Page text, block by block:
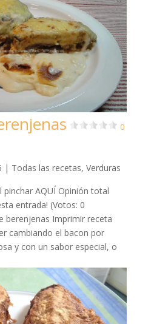
0
| Todas las recetas, Verduras
pinchar AQUÍ Opinión total
entrada! (Votos: 0
berenjenas Imprimir receta
cambiando el bacon por
y con un sabor especial, o